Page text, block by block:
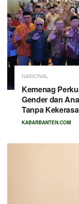
NASIONAL
Kemenag
Gender dan
Tanpa
KABARBANTEN.COM